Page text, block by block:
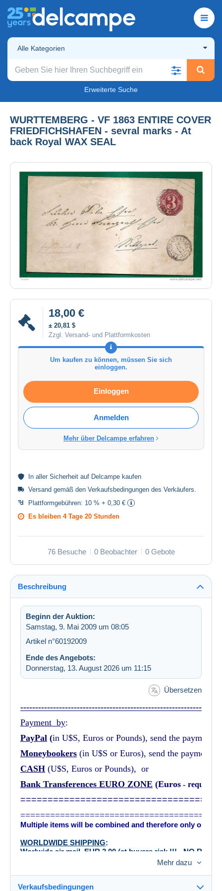
Alle Kategorien
Erweiterte Suche
WURTTEMBERG - VF 1863 ENTIRE COVER
FRIEDFICHSHAFEN - sevral marks - At
back Royal WAX SEAL
18,00 €
± 20,81 $
Zzgl. Versand- und Plattformkosten
Um kaufen zu können, müssen Sie sich
einloggen.
Einloggen
Anmelden
Mehr über Delcampe erfahren
In aller Sicherheit auf Delcampe kaufen
Versand gemäß den Verkaufsbedingungen des Verkäufers
Plattformgebühren: 10 % + 0,30 €
Es bleiben 4 Tage 20 Stunden
76 Besuche 0 Beobachter 0 Gebote
Beschreibung
Beginn der Auktion:
Samstag, 9. Mai 2009 um 08:05
Artikel n°60192009
Ende des Angebots:
Donnerstag, 13. August 2026 um 11:15
Übersetzen
--------------------------------------------------------------
Payment by:
PayPal (in U$S, Euros or Pounds), send the payment
Moneybookers (in U$S or Euros), send the payment
CASH (U$S, Euros or Pounds), or
Bank Transferences EURO ZONE (Euros - request
Multiple items will be combined and therefore only one
WORLDWIDE SHIPPING:
Worlwide air mail EUR 2.00 (at buyers risk !!! - NO
Mehr dazu
Verkaufsbedingungen